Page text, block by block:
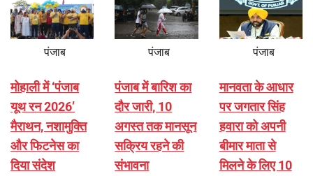
पंजाब
मोहाली में ‘पंजाब
यूथ रन 2026’
मैराथन, नशामुक्ति
और फिटनेस का
दिया संदेश
पंजाब
पंजाब में बारिश का
दौर जारी, 10
अगस्त तक मानसून
सक्रिय रहने की
संभावना
पंजाब
मानवता के आधार
पर जगतार सिंह
हवारा को अपनी
बीमार माता से
मिलने के लिए 10